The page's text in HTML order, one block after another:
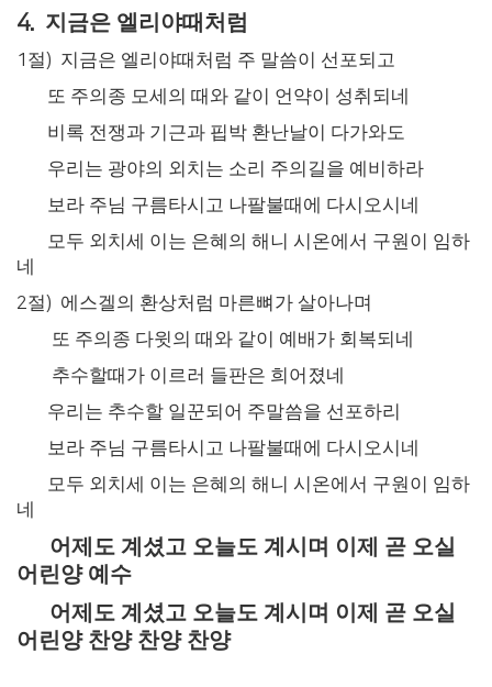
4. 지금은 엘리야때처럼
1 절) 지금은 엘리야때처럼 주 말씀이 선포되고
또 주의종 모세의 때와 같이 언약이 성취되네
비록 전쟁과 기근과 핍박 환난날이 다가와도
우리는 광야의 외치는 소리 주의길을 예비하라
보라 주님 구름타시고 나팔불때에 다시오시네
모두 외치세 이는 은혜의 해니 시온에서 구원이 임하
네
2절) 에스겔의 환상처럼 마른뼈가 살아나며
또 주의종 다윗의 때와 같이 예배가 회복되네
추수할때가 이르러 들판은 희어졌네
우리는 추수할 일꾼되어 주말씀을 선포하리
보라 주님 구름타시고 나팔불때에 다시오시네
모두 외치세 이는 은혜의 해니 시온에서 구원이 임하
네
어제도 계셨고 오늘도 계시며 이제 곧 오실
어린양 예수
어제도 계셨고 오늘도 계시며 이제 곧 오실
어린양 찬양 찬양 찬양